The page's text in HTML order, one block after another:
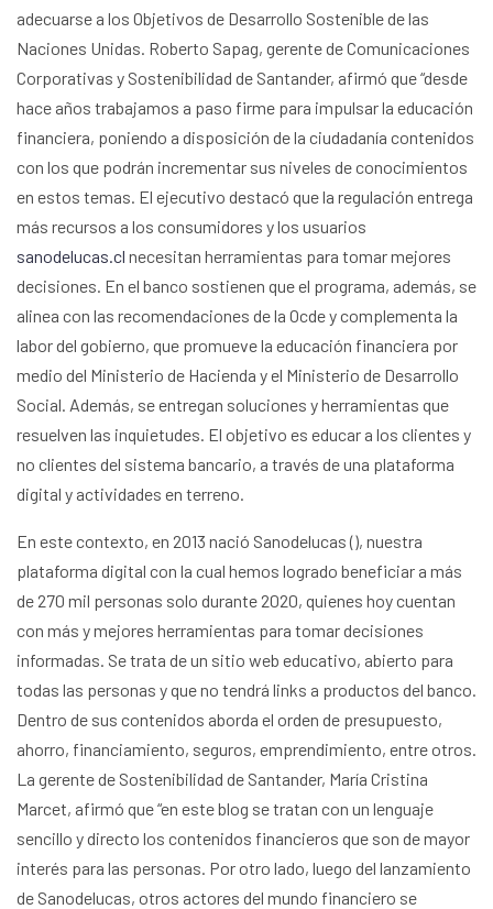
adecuarse a los Objetivos de Desarrollo Sostenible de las
Naciones Unidas. Roberto Sapag, gerente de Comunicaciones
Corporativas y Sostenibilidad de Santander, afirmó que “desde
hace años trabajamos a paso firme para impulsar la educación
financiera, poniendo a disposición de la ciudadanía contenidos
con los que podrán incrementar sus niveles de conocimientos
en estos temas. El ejecutivo destacó que la regulación entrega
más recursos a los consumidores y los usuarios
sanodelucas.cl necesitan herramientas para tomar mejores
decisiones. En el banco sostienen que el programa, además, se
alinea con las recomendaciones de la Ocde y complementa la
labor del gobierno, que promueve la educación financiera por
medio del Ministerio de Hacienda y el Ministerio de Desarrollo
Social. Además, se entregan soluciones y herramientas que
resuelven las inquietudes. El objetivo es educar a los clientes y
no clientes del sistema bancario, a través de una plataforma
digital y actividades en terreno.
En este contexto, en 2013 nació Sanodelucas (), nuestra
plataforma digital con la cual hemos logrado beneficiar a más
de 270 mil personas solo durante 2020, quienes hoy cuentan
con más y mejores herramientas para tomar decisiones
informadas. Se trata de un sitio web educativo, abierto para
todas las personas y que no tendrá links a productos del banco.
Dentro de sus contenidos aborda el orden de presupuesto,
ahorro, financiamiento, seguros, emprendimiento, entre otros.
La gerente de Sostenibilidad de Santander, María Cristina
Marcet, afirmó que “en este blog se tratan con un lenguaje
sencillo y directo los contenidos financieros que son de mayor
interés para las personas. Por otro lado, luego del lanzamiento
de Sanodelucas, otros actores del mundo financiero se